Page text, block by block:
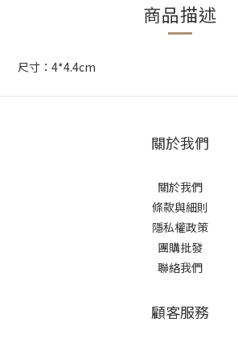
商品描述
尺寸：4*4.4cm
關於我們
關於我們
條款與細則
隱私權政策
團購批發
聯絡我們
顧客服務